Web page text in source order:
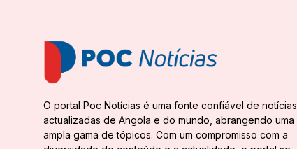
O portal Poc Notícias é uma fonte confiável de notícias
actualizadas de Angola e do mundo, abrangendo uma
ampla gama de tópicos. Com um compromisso com a